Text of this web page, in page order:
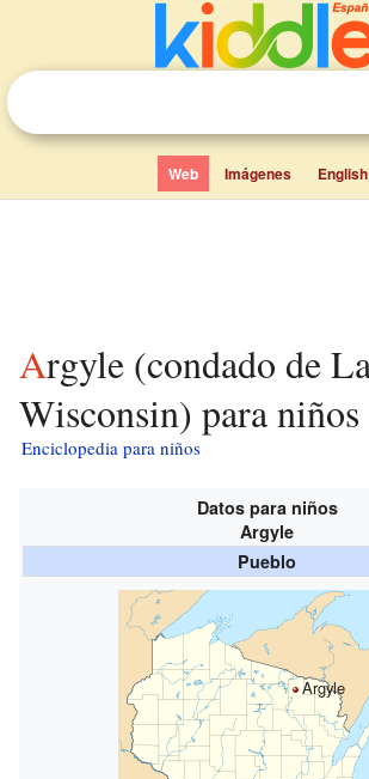
Web Imágenes English
Argyle (condado de Lafayette,
Wisconsin) para niños
Enciclopedia para niños
Datos para niños
Argyle
Pueblo
Argyle